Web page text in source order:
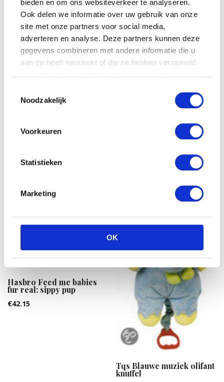
bieden en om ons websiteverkeer te analyseren.
Ook delen we informatie over uw gebruik van onze
site met onze partners voor social media,
adverteren en analyse. Deze partners kunnen deze
gegevens combineren met andere informatie die u
aan ze heeft verstrekt of die ze hebben verzameld
Noodzakelijk
Voorkeuren
Statistieken
Marketing
OK
Wing crown Sea world
cartoon orka
10.91
activiteitenschaap
Hasbro Feed me babies
fur real: sippy pup
€42.15
Tqs Blauwe muziek olifant
knuffel